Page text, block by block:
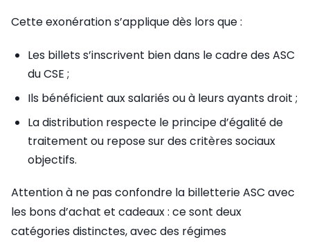
Cette exonération s’applique dès lors que :
Les billets s’inscrivent bien dans le cadre des ASC
du CSE ;
Ils bénéficient aux salariés ou à leurs ayants droit ;
La distribution respecte le principe d’égalité de
traitement ou repose sur des critères sociaux
objectifs.
Attention à ne pas confondre la billetterie ASC avec
les bons d’achat et cadeaux : ce sont deux
catégories distinctes, avec des régimes